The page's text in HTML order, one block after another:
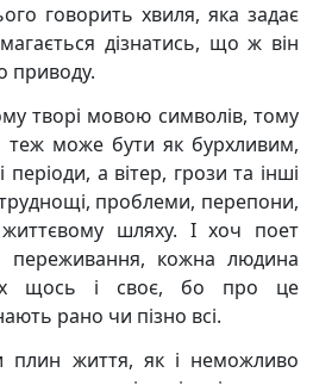
говорить хвиля, яка задає
дізнатись, що ж він
приводу.
творі мовою символів, тому
може бути як бурхливим,
періоди, а вітер, грози та інші
проблеми, перепони,
шляху. І хоч поет
переживання, кожна людина
щось і своє, бо про це
рано чи пізно всі.
плин життя, як і неможливо